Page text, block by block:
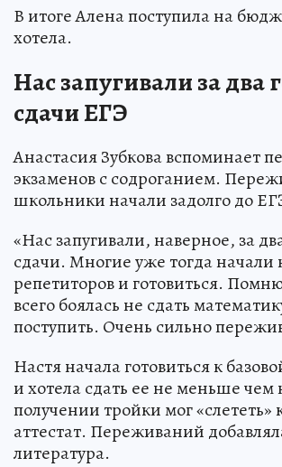
В итоге Алена поступила на
хотела.
Нас запугивали за два
сдачи ЕГЭ
Анастасия Зубкова вспоминает
экзаменов с содроганием.
школьники начали задолго до
«Нас запугивали, наверное, за
сдачи. Многие уже тогда начали
репетиторов и готовиться.
всего боялась не сдать
поступить. Очень сильно
Настя начала готовиться к
и хотела сдать ее не меньше чем
получении тройки мог «слететь»
аттестат. Переживаний
литература.